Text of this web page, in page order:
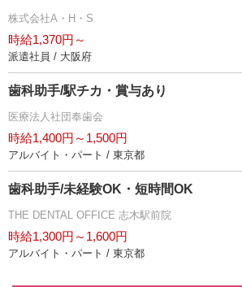
株式会社A・H・S
時給1,370円～
派遣社員 / 大阪府
歯科助手/駅チカ・賞与あり
医療法人社団奉歯会
時給1,400円～1,500円
アルバイト・パート / 東京都
歯科助手/未経験OK・短時間OK
THE DENTAL OFFICE 志木駅前院
時給1,300円～1,600円
アルバイト・パート / 東京都